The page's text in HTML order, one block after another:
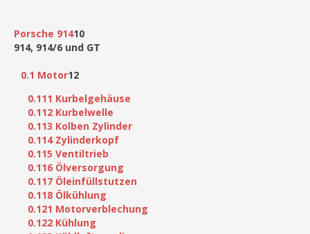
Porsche 91410
914, 914/6 und GT
0.1 Motor12
0.111 Kurbelgehäuse
0.112 Kurbelwelle
0.113 Kolben Zylinder
0.114 Zylinderkopf
0.115 Ventiltrieb
0.116 Ölversorgung
0.117 Öleinfüllstutzen
0.118 Ölkühlung
0.121 Motorverblechung
0.122 Kühlung